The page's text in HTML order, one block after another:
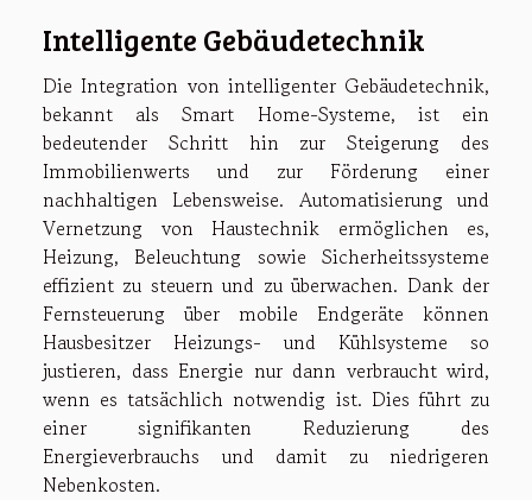
Intelligente Gebäudetechnik
Die Integration von intelligenter Gebäudetechnik,
bekannt als Smart Home-Systeme, ist ein
bedeutender Schritt hin zur Steigerung des
Immobilienwerts und zur Förderung einer
nachhaltigen Lebensweise. Automatisierung und
Vernetzung von Haustechnik ermöglichen es,
Heizung, Beleuchtung sowie Sicherheitssysteme
effizient zu steuern und zu überwachen. Dank der
Fernsteuerung über mobile Endgeräte können
Hausbesitzer Heizungs- und Kühlsysteme so
justieren, dass Energie nur dann verbraucht wird,
wenn es tatsächlich notwendig ist. Dies führt zu
einer signifikanten Reduzierung des
Energieverbrauchs und damit zu niedrigeren
Nebenkosten.